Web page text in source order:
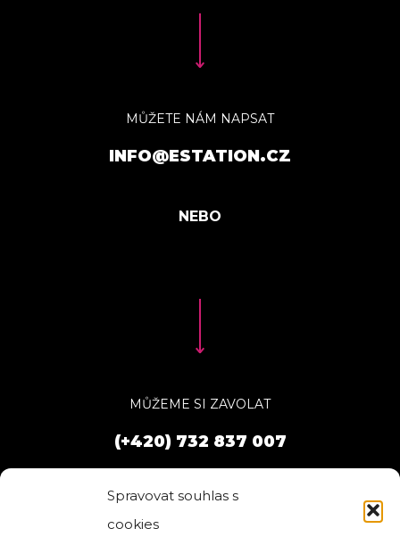
Spravovat souhlas s
cookies
MŮŽETE NÁM NAPSAT
INFO@ESTATION.CZ
MŮŽEME SI ZAVOLAT
(+420) 732 837 007